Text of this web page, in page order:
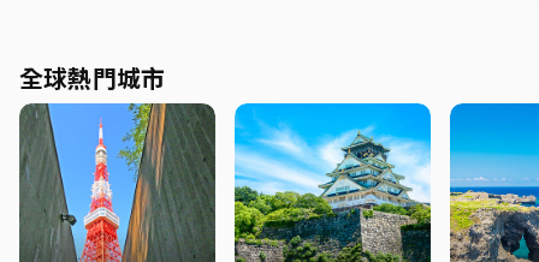
全球熱門城市